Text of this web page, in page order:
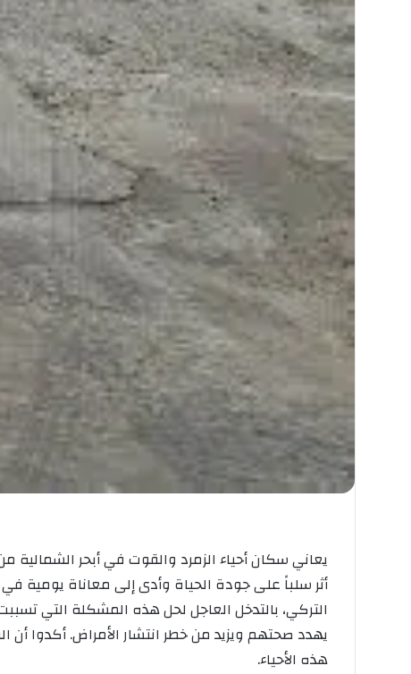
يعاني سكان أحياء الزمرد والقوت في أبحر
أثر سلباً على جودة الحياة وأدى إلى معاناة يومية
التركي، بالتدخل العاجل لحل هذه المشكلة التي
يهدد صحتهم ويزيد من خطر انتشار الأمراض. أكدوا أن
هذه الأحياء.